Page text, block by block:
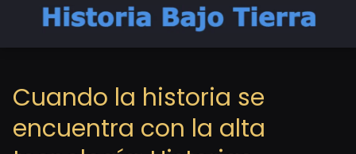
Cuando la historia se
encuentra con la alta